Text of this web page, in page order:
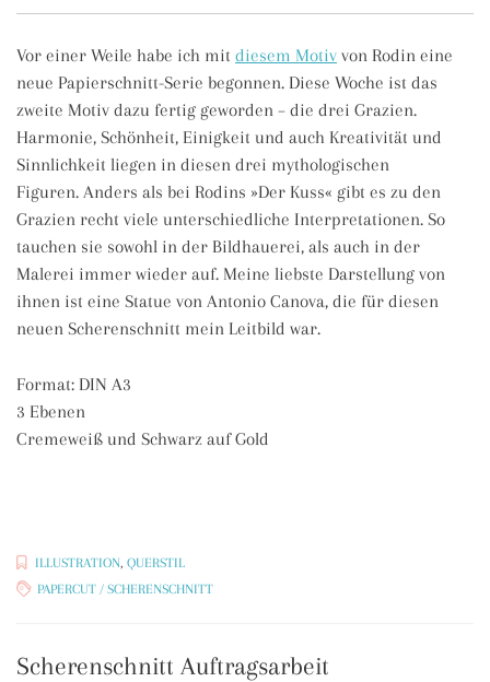
Vor einer Weile habe ich mit diesem Motiv von Rodin eine
neue Papierschnitt-Serie begonnen. Diese Woche ist das
zweite Motiv dazu fertig geworden – die drei Grazien.
Harmonie, Schönheit, Einigkeit und auch Kreativität und
Sinnlichkeit liegen in diesen drei mythologischen
Figuren. Anders als bei Rodins »Der Kuss« gibt es zu den
Grazien recht viele unterschiedliche Interpretationen. So
tauchen sie sowohl in der Bildhauerei, als auch in der
Malerei immer wieder auf. Meine liebste Darstellung von
ihnen ist eine Statue von Antonio Canova, die für diesen
neuen Scherenschnitt mein Leitbild war.
Format: DIN A3
3 Ebenen
Cremeweiß und Schwarz auf Gold
ILLUSTRATION, QUERSTIL
PAPERCUT / SCHERENSCHNITT
Scherenschnitt Auftragsarbeit